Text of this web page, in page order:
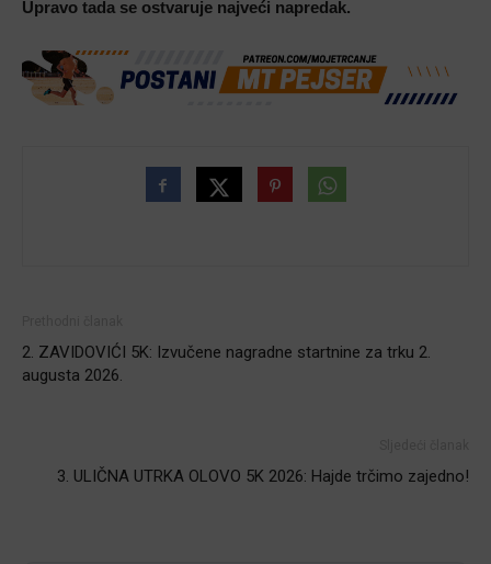
Upravo tada se ostvaruje najveći napredak.
2. ZAVIDOVIĆI 5K: Izvučene nagradne startnine za trku 2.
augusta 2026.
3. ULIČNA UTRKA OLOVO 5K 2026: Hajde trčimo zajedno!